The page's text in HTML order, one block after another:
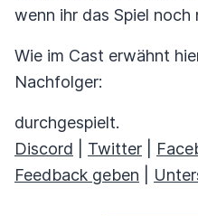
wenn ihr das Spiel
Wie im Cast erwähnt
Nachfolger:
durchgespielt.
Discord
Twitter
Feedback geben